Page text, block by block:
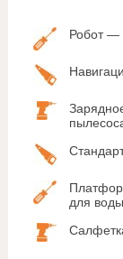
Робот —
для